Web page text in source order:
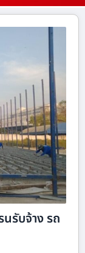
นรับจ้าง รถ